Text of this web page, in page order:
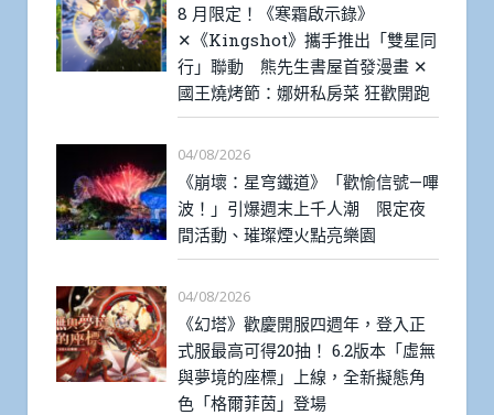
8 月限定！《寒霜啟示錄》
✕《Kingshot》攜手推出「雙星同
行」聯動 熊先生書屋首發漫畫 ✕
國王燒烤節：娜妍私房菜 狂歡開跑
04/08/2026
《崩壞：星穹鐵道》「歡愉信號—嗶
波！」引爆週末上千人潮 限定夜
間活動、璀璨煙火點亮樂園
04/08/2026
《幻塔》歡慶開服四週年，登入正
式服最高可得20抽！ 6.2版本「虛無
與夢境的座標」上線，全新擬態角
色「格爾菲茵」登場